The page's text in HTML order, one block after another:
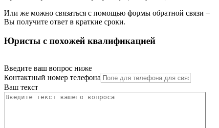
Или же можно связаться с помощью формы обратной связи –
Вы получите ответ в краткие сроки.
Юристы с похожей квалификацией
Введите ваш вопрос ниже
Контактный номер телефона
Ваш текст